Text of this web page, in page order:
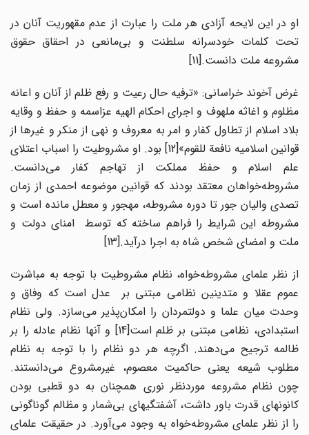
او در این لایحه آزادی هر ملت را عبارت از عدم مقهوریت آنان در
تحت کلمات خودسرانه سلطنت و بی‌مانعی در احقاق حقوق
مشروعه ملت دانست.[11]
غرض آخوند خراسانی: «ترفیه حال رعیت و رفع ظلم از آنان و اعانه
مظلوم و اغاثه ملهوف و اجرای احکام الهیه عزاسمه و حفظ و وقایه
بلاد اسلام از تطاول کفار و امر به معروف و نهی از منکر و غیرها از
قوانین اسلامیه نافعة للقوم»[12] بود. او مشروطیت را اسباب اعتلای
علم اسلام و حفظ مملکت از تهاجم کفار می‌دانست.
مشروطه‌خواهان معتقد بودند که قوانین موضوعه احمدی از زمان
تصدی والیان جور تا دوره مشروطه، مهجور و معطل مانده است و
مشروطه این شرایط را فراهم ساخته که توسط امنای دولت و
ملت و امضای شخص شاه به اجرا درآید.[13]
از نظر علمای مشروطه‌خواه، نظام مشروطیت با توجه به مباشرت
عموم عقلا و متدینین نظامی مبتنی بر عدل است که وفاق و
وحدت میان علما و دولتمردان را امکان‌پذیر می‌سازد. ولی نظام
استبدادی، نظامی مبتنی بر ظلم است[14] و آنها نظام عادله را بر
ظالمه ترجیح می‌دهند. اگرچه هر دو نظام را با توجه به نظام
مطلوب شیعه یعنی حاکمیت معصوم، غیرمشروع می‌دانستند.
چون نظام مشروعه موردنظر نوری همچنان به دو قطبی بودن
کانونهای قدرت باور داشت، آشفتگیهای بی‌شمار و مظالم گوناگونی
را از نظر علمای مشروطه‌خواه به وجود می‌آورد. در حقیقت علمای